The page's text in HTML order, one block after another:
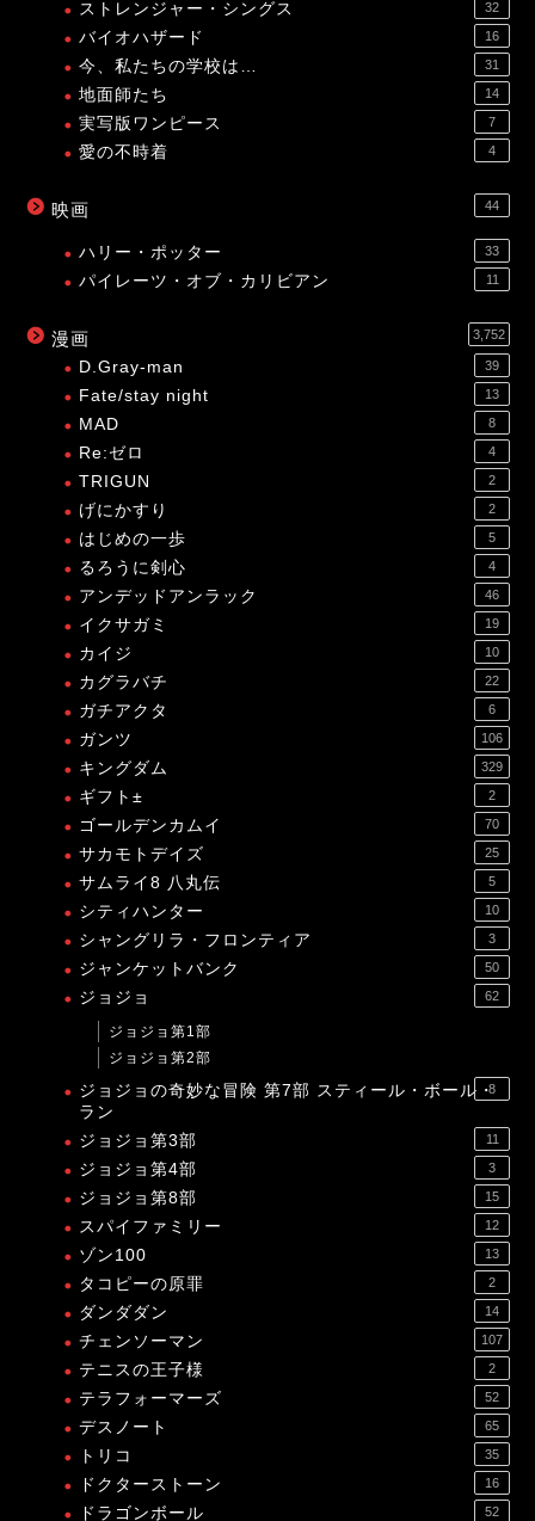
ストレンジャー・シングス 32
バイオハザード 16
今、私たちの学校は… 31
地面師たち 14
実写版ワンピース 7
愛の不時着 4
映画 44
ハリー・ポッター 33
パイレーツ・オブ・カリビアン 11
漫画 3,752
D.Gray-man 39
Fate/stay night 13
MAD 8
Re:ゼロ 4
TRIGUN 2
げにかすり 2
はじめの一歩 5
るろうに剣心 4
アンデッドアンラック 46
イクサガミ 19
カイジ 10
カグラバチ 22
ガチアクタ 6
ガンツ 106
キングダム 329
ギフト± 2
ゴールデンカムイ 70
サカモトデイズ 25
サムライ8 八丸伝 5
シティハンター 10
シャングリラ・フロンティア 3
ジャンケットバンク 50
ジョジョ 62
ジョジョ第1部
ジョジョ第2部
ジョジョの奇妙な冒険 第7部 スティール・ボール・
ラン
8
ジョジョ第3部 11
ジョジョ第4部 3
ジョジョ第8部 15
スパイファミリー 12
ゾン100 13
タコピーの原罪 2
ダンダダン 14
チェンソーマン 107
テニスの王子様 2
テラフォーマーズ 52
デスノート 65
トリコ 35
ドクターストーン 16
ドラゴンボール 52